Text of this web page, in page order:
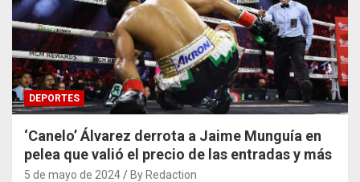
DEPORTES
‘Canelo’ Álvarez derrota a Jaime Munguía en
pelea que valió el precio de las entradas y más
5 de mayo de 2024 By Redaction